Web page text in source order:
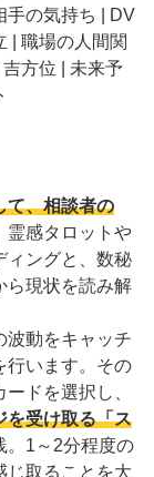
手の気持ち | DV
| 職場の人間関
方位 | 未来予
て、相談者の
霊感タロットや
ィングと、数秘
ら現状を読み解
波動をキャッチ
行います。その
ドを選択し、
を受け取る「ス
。1～2分程度の
じ取ることを大